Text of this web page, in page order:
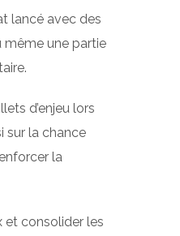
lancé avec des
même une partie
d’enjeu lors
sur la chance
la
et consolider les